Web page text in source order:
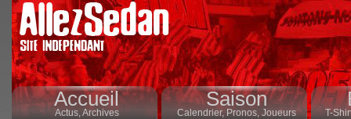
Accueil
Actus,Archives
Saison
Calendrier,Pronos, Joueurs T-